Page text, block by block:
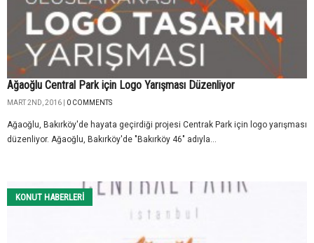
Ağaoğlu Central Park için Logo Yarışması Düzenliyor
MART 2ND, 2016 | 0 COMMENTS
Ağaoğlu, Bakırköy'de hayata geçirdiği projesi Centrak Park için logo yarışması
düzenliyor. Ağaoğlu, Bakırköy'de "Bakırköy 46" adıyla...
KONUT HABERLERI